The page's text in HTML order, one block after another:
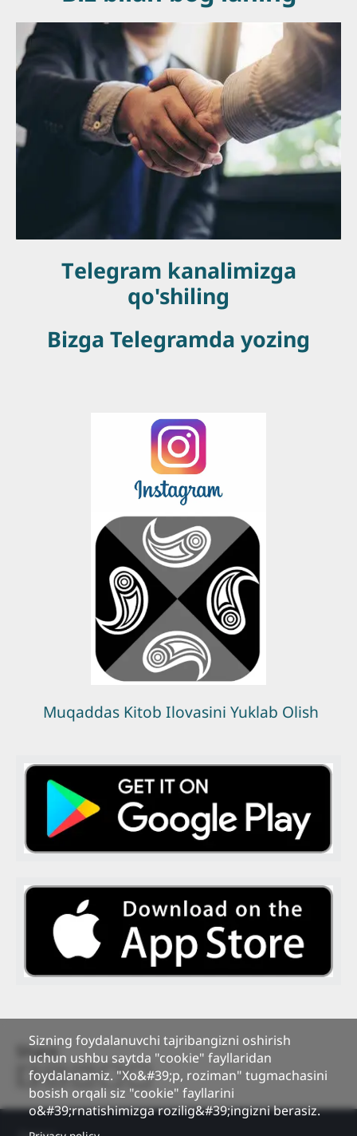
Тelegram kanalimizga
qo'shiling
Bizga Telegramda yozing
Muqaddas Kitob Ilovasini Yuklab Olish
Share
Sizning foydalanuvchi tajribangizni oshirish
uchun ushbu saytda "cookie" fayllaridan
foydalanamiz. "Xo&#39;p, roziman" tugmachasini
bosish orqali siz "cookie" fayllarini
o&#39;rnatishimizga rozilig&#39;ingizni berasiz.